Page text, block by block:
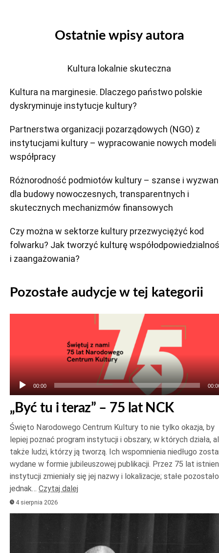
Ostatnie wpisy autora
Kultura lokalnie skuteczna
Kultura na marginesie. Dlaczego państwo polskie
dyskryminuje instytucje kultury?
Partnerstwa organizacji pozarządowych (NGO) z
instytucjami kultury – wypracowanie nowych modeli
współpracy
Różnorodność podmiotów kultury – szanse i
dla budowy nowoczesnych, transparentnych i
skutecznych mechanizmów finansowych
Czy można w sektorze kultury przezwyciężyć kod
folwarku? Jak tworzyć kulturę
i zaangażowania?
Pozostałe audycje w tej kategorii
00:00
„Być tu i teraz” – 75 lat NCK
Święto Narodowego Centrum Kultury to nie tylko okazja, by
lepiej poznać program instytucji i obszary, w których działa,
także ludzi, którzy ją tworzą. Ich wspomnienia niedługo
wydane w formie jubileuszowej publikacji. Przez 75 lat
instytucji zmieniały się jej nazwy i lokalizacje; stałe pozostało
jednak… Czytaj dalej
4 sierpnia 2026